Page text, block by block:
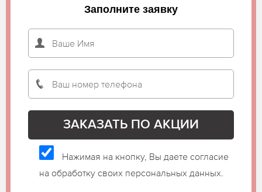
Заполните заявку
Нажимая на кнопку, Вы даете согласие
на обработку своих персональных данных.